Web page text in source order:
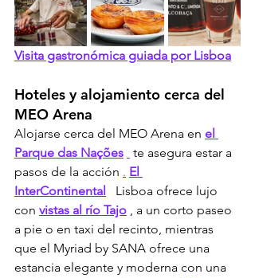
Visita gastronómica guiada por Lisboa
Hoteles y alojamiento cerca del
MEO Arena
Alojarse cerca del MEO Arena en el
Parque das Nações
te asegura estar a
pasos de la acción . El
InterContinental
Lisboa ofrece lujo
con vistas al río Tajo , a un corto paseo
a pie o en taxi del recinto, mientras
que el Myriad by SANA ofrece una
estancia elegante y moderna con una